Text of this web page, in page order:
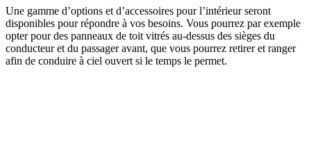
Une gamme d’options et d’accessoires pour l’intérieur seront
disponibles pour répondre à vos besoins. Vous pourrez par exemple
opter pour des panneaux de toit vitrés au-dessus des sièges du
conducteur et du passager avant, que vous pourrez retirer et ranger
afin de conduire à ciel ouvert si le temps le permet.